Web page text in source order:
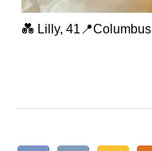
💑 Lilly, 41📍Columbus